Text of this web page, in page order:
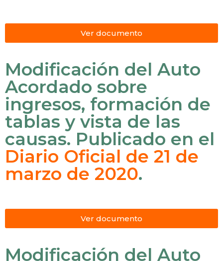
Ver documento
Modificación del Auto
Acordado sobre
ingresos, formación de
tablas y vista de las
causas. Publicado en el
Diario Oficial de 21 de
marzo de 2020.
Ver documento
Modificación del Auto